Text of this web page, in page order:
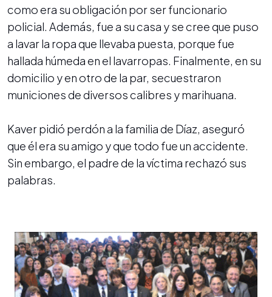
como era su obligación por ser funcionario
policial. Además, fue a su casa y se cree que puso
a lavar la ropa que llevaba puesta, porque fue
hallada húmeda en el lavarropas. Finalmente, en su
domicilio y en otro de la par, secuestraron
municiones de diversos calibres y marihuana.
Kaver pidió perdón a la familia de Díaz, aseguró
que él era su amigo y que todo fue un accidente.
Sin embargo, el padre de la víctima rechazó sus
palabras.